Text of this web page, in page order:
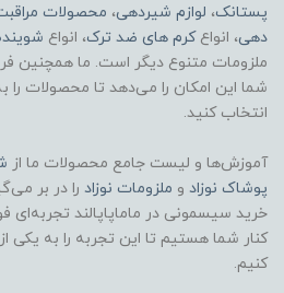
پستانک، لوازم شیردهی، محصولات
دهی، انواعکرم های ضد ترک، انواع
ملزومات متنوع دیگر است. ما همچنین
شما این امکان را می‌دهد تا محصولات
انتخاب کنید.
آموزش‌ها و لیست جامع محصولات ما از
پوشاک نوزاد و ملزومات نوزاد را در بر
خرید سیسمونی در ماماپاپالند تجربه‌ای
کنار شما هستیم تا این تجربه را به یکی
کنیم.